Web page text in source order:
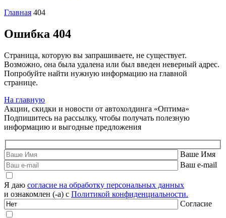
Главная 404
Ошибка 404
Страница, которую вы запрашиваете, не существует.
Возможно, она была удалена или был введен неверный адрес.
Попробуйте найти нужную информацию на главной
странице.
На главную
Акции, скидки и новости от автохолдинга «Оптима»
Подпишитесь на рассылку, чтобы получать полезную
информацию и выгодные предложения
Ваше Имя
Ваш e-mail
Я даю согласие на обработку персональных данных
и ознакомлен (-а) с Политикой конфиденциальности.
Согласие